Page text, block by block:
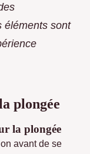
éléments sont
plongée
la plongée
avant de se